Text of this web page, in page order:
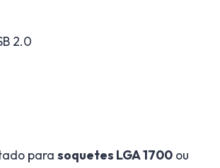
2.0
para soquetes LGA 1700 ou